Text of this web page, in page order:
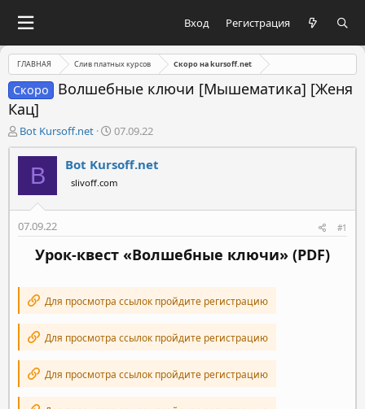
Вход Регистрация
ГЛАВНАЯ Слив платных курсов Скоро на kursoff.net
Скоро
Волшебные ключи [Мышематика] [Женя
Кац]
А
в
т
м
Bot Kursoff.net
Д
а
т
а
н
а
а
07.09.22
B Bot Kursoff.net
slivoff.com
07.09.22 #1
Урок-квест «Волшебные ключи» (PDF)
Для просмотра ссылок пройдите регистрацию
Для просмотра ссылок пройдите регистрацию
Для просмотра ссылок пройдите регистрацию